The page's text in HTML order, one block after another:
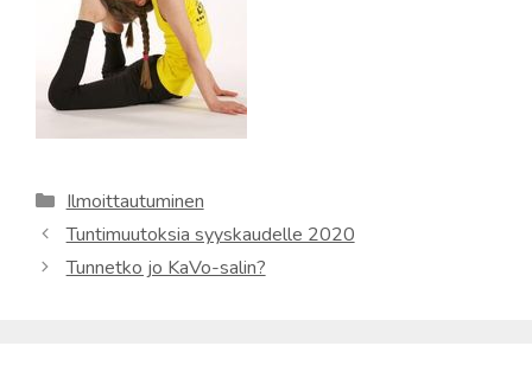
Kategoriat
Ilmoittautuminen
Tuntimuutoksia syyskaudelle 2020
Tunnetko jo KaVo-salin?